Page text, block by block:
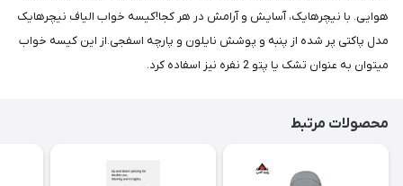
هوایی. با نیچرهایک، آسایش و آرامش در هر کجا!کیسه خواب الیاف نیچرهایک
مدل پاکتی پر شده از پنبه و پوشش نایلون و پارچه اسفجی.از این کیسه خواب
میتوان به عنوان تشک یا پتو 2 نفره نیز اسفاده کرد.
محصولات مرتبط